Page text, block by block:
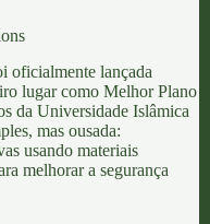
oficialmente lançada
lugar como Melhor Plano
da Universidade Islâmica
mas ousada:
usando materiais
melhorar a segurança